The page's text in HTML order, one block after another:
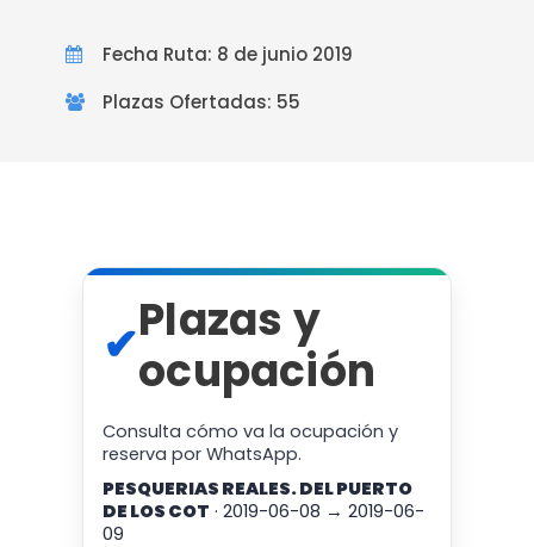
Fecha Ruta: 8 de junio 2019
Plazas Ofertadas: 55
✔Plazas y
ocupación
Consulta cómo va la ocupación y
reserva por WhatsApp.
PESQUERIAS REALES. DEL PUERTO
DE LOS COT · 2019-06-08 → 2019-06-
09